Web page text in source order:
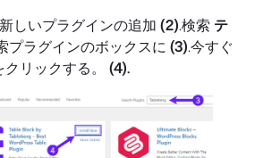
新しいプラグインの追加 (2).検索 テ
プラグインのボックスに (3).今すぐ
リックする。 (4).